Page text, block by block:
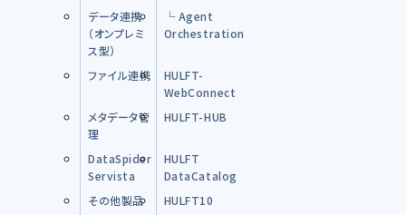
データ連携
（オンプレミ
ス型）
└ Agent
Orchestration
ファイル連携
HULFT-
WebConnect
メタデータ管
理
HULFT-HUB
DataSpider
Servista
HULFT
DataCatalog
その他製品
HULFT10